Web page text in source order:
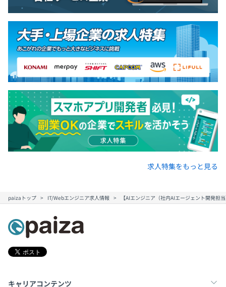
求人特集をもっと見る
paizaトップ IT/Webエンジニア求人情報 【AIエンジニア（社内AIエージェント開発
キャリアコンテンツ